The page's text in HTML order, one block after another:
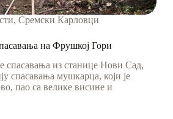
, Сремски Карловци
на Фрушкој Гори
спасавања из станице Нови Сад,
спасавања мушкарца, који је
пао са велике висине и